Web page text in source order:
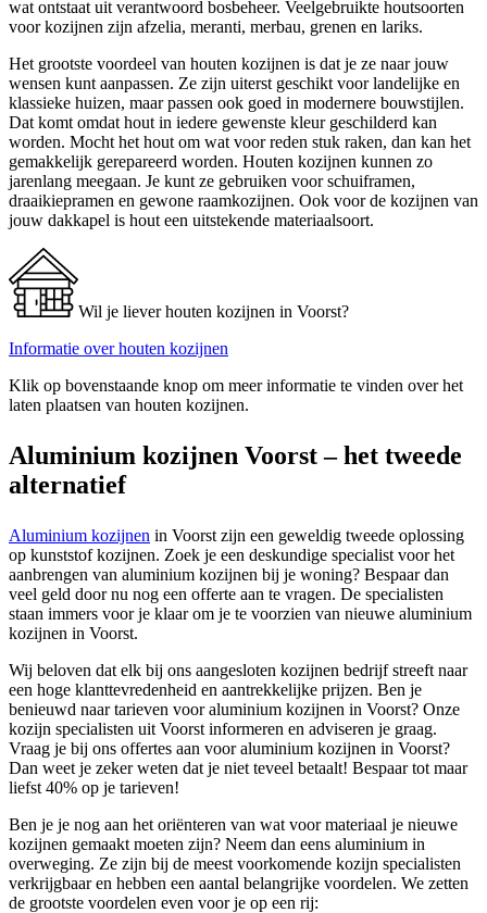
wat ontstaat uit verantwoord bosbeheer. Veelgebruikte houtsoorten
voor kozijnen zijn afzelia, meranti, merbau, grenen en lariks.
Het grootste voordeel van houten kozijnen is dat je ze naar jouw
wensen kunt aanpassen. Ze zijn uiterst geschikt voor landelijke en
klassieke huizen, maar passen ook goed in modernere bouwstijlen.
Dat komt omdat hout in iedere gewenste kleur geschilderd kan
worden. Mocht het hout om wat voor reden stuk raken, dan kan het
gemakkelijk gerepareerd worden. Houten kozijnen kunnen zo
jarenlang meegaan. Je kunt ze gebruiken voor schuiframen,
draaikiepramen en gewone raamkozijnen. Ook voor de kozijnen van
jouw dakkapel is hout een uitstekende materiaalsoort.
Wil je liever houten kozijnen in Voorst?
Informatie over houten kozijnen
Klik op bovenstaande knop om meer informatie te vinden over het
laten plaatsen van houten kozijnen.
Aluminium kozijnen Voorst – het tweede
alternatief
Aluminium kozijnen in Voorst zijn een geweldig tweede oplossing
op kunststof kozijnen. Zoek je een deskundige specialist voor het
aanbrengen van aluminium kozijnen bij je woning? Bespaar dan
veel geld door nu nog een offerte aan te vragen. De specialisten
staan immers voor je klaar om je te voorzien van nieuwe aluminium
kozijnen in Voorst.
Wij beloven dat elk bij ons aangesloten kozijnen bedrijf streeft naar
een hoge klanttevredenheid en aantrekkelijke prijzen. Ben je
benieuwd naar tarieven voor aluminium kozijnen in Voorst? Onze
kozijn specialisten uit Voorst informeren en adviseren je graag.
Vraag je bij ons offertes aan voor aluminium kozijnen in Voorst?
Dan weet je zeker weten dat je niet teveel betaalt! Bespaar tot maar
liefst 40% op je tarieven!
Ben je je nog aan het oriënteren van wat voor materiaal je nieuwe
kozijnen gemaakt moeten zijn? Neem dan eens aluminium in
overweging. Ze zijn bij de meest voorkomende kozijn specialisten
verkrijgbaar en hebben een aantal belangrijke voordelen. We zetten
de grootste voordelen even voor je op een rij: